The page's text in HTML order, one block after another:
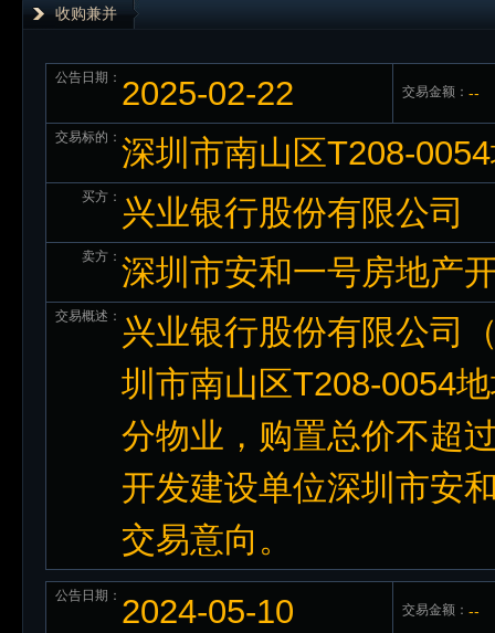
收购兼并
公告日期： 2025-02-22 交易金额： --
交易标的： 深圳市南山区T208-
买方： 兴业银行股份有限公司
卖方： 深圳市安和一号房地产
交易概述： 兴业银行股份有限公司
圳市南山区T208-0054
分物业，购置总价不超
开发建设单位深圳市安
交易意向。
公告日期： 2024-05-10 交易金额： --